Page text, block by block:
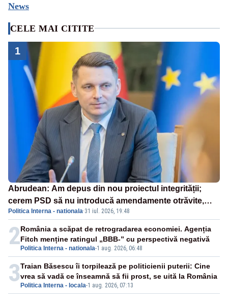
News
CELE MAI CITITE
1
Abrudean: Am depus din nou proiectul integrității;
cerem PSD să nu introducă amendamente otrăvite,
neconstituționale
Politica Interna - nationala·31 iul. 2026, 19:48
2 Politica Interna - nationala-1 aug. 2026, 06:48
România a scăpat de retrogradarea economiei. Agenția
Fitch menține ratingul „BBB-” cu perspectivă negativă
3 Politica Interna - locala-1 aug. 2026, 07:13
Traian Băsescu îi torpilează pe politicienii puterii: Cine
vrea să vadă ce înseamnă să fii prost, se uită la România